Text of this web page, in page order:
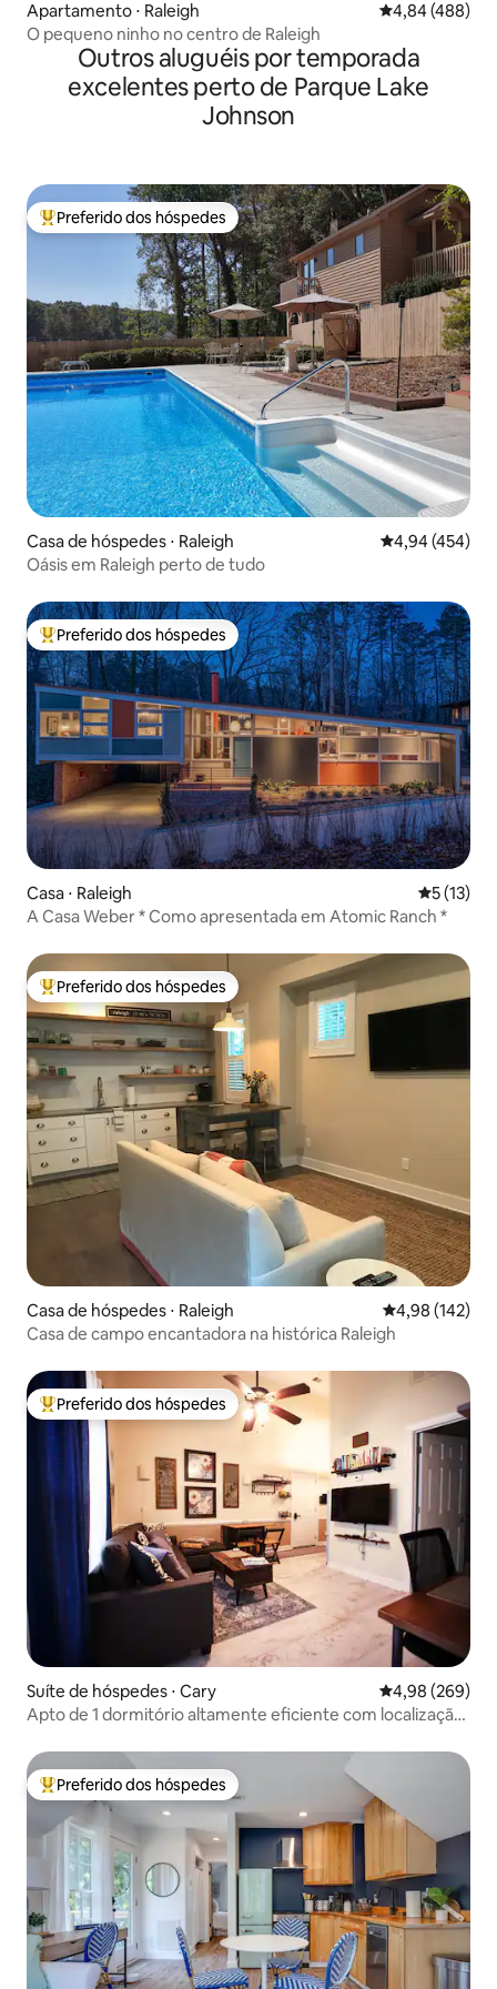
Apartamento ⋅ Raleigh 4,84 de uma
4,84 (488)
O pequeno ninho no centro de Raleigh
Outros aluguéis por temporada
excelentes perto de Parque Lake
Johnson
Entre os melhores preferidos dos hóspedes
Preferido dos hóspedes
Casa de hóspedes ⋅ Raleigh 4,94 de uma
4,94 (454)
Oásis em Raleigh perto de tudo
Entre os melhores preferidos dos hóspedes
Preferido dos hóspedes
Casa ⋅ Raleigh 5 de uma
5 (13)
A Casa Weber * Como apresentada em Atomic Ranch *
Entre os melhores preferidos dos hóspedes
Preferido dos hóspedes
Casa de hóspedes ⋅ Raleigh 4,98 de uma
4,98 (142)
Casa de campo encantadora na histórica Raleigh
Entre os melhores preferidos dos hóspedes
Preferido dos hóspedes
Suíte de hóspedes ⋅ Cary 4,98 de uma
4,98 (269)
Apto de 1 dormitório altamente eficiente com localização
Entre os melhores preferidos dos hóspedes
Preferido dos hóspedes